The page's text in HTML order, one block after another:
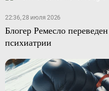
22:36, 28 июля 2026
Блогер Ремесло
психиатрии